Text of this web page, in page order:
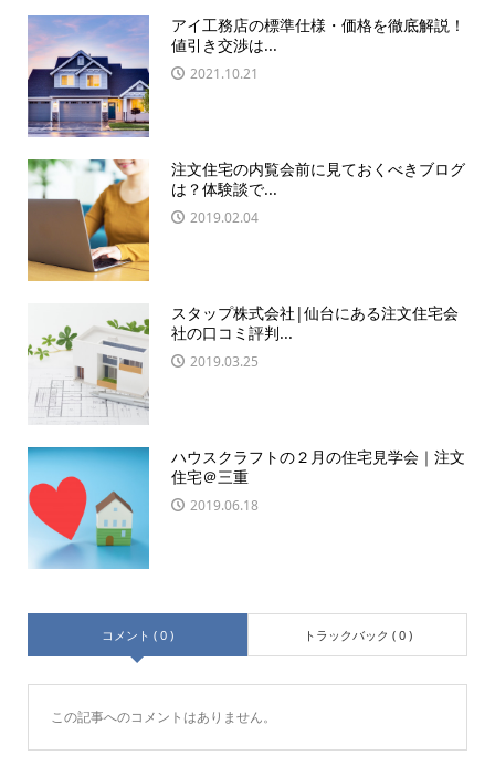
アイ工務店の標準仕様・価格を徹底解説！
値引き交渉は...
2021.10.21
注文住宅の内覧会前に見ておくべきブログ
は？体験談で...
2019.02.04
スタップ株式会社|仙台にある注文住宅会
社の口コミ評判...
2019.03.25
ハウスクラフトの２月の住宅見学会｜注文
住宅＠三重
2019.06.18
コメント ( 0 ) トラックバック ( 0 )
この記事へのコメントはありません。